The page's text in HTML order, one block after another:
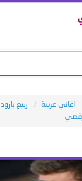
اغاني عربية
ربيع بارود